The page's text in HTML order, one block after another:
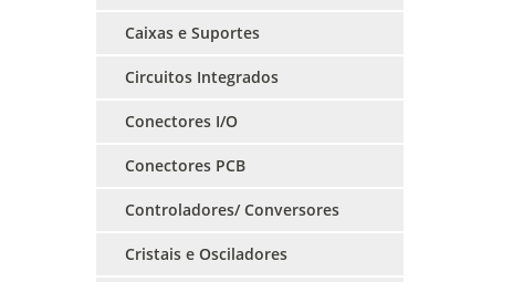
Caixas e Suportes
Circuitos Integrados
Conectores I/O
Conectores PCB
Controladores/ Conversores
Cristais e Osciladores